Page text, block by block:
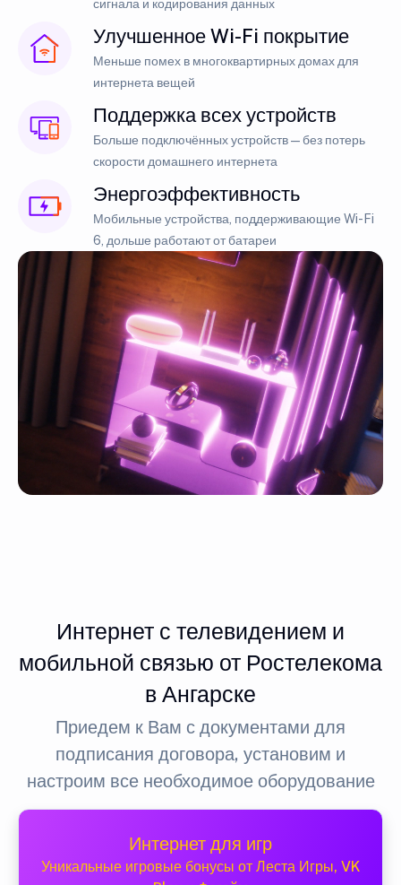
сигнала и кодирования данных
Улучшенное Wi-Fi покрытие
Меньше помех в многоквартирных домах для
интернета вещей
Поддержка всех устройств
Больше подключённых устройств — без потерь
скорости домашнего интернета
Энергоэффективность
Мобильные устройства, поддерживающие Wi-Fi
6, дольше работают от батареи
Интернет с телевидением и
мобильной связью от Ростелекома
в Ангарске
Приедем к Вам с документами для
подписания договора, установим и
настроим все необходимое оборудование
Интернет для игр
Уникальные игровые бонусы от Леста Игры, VK